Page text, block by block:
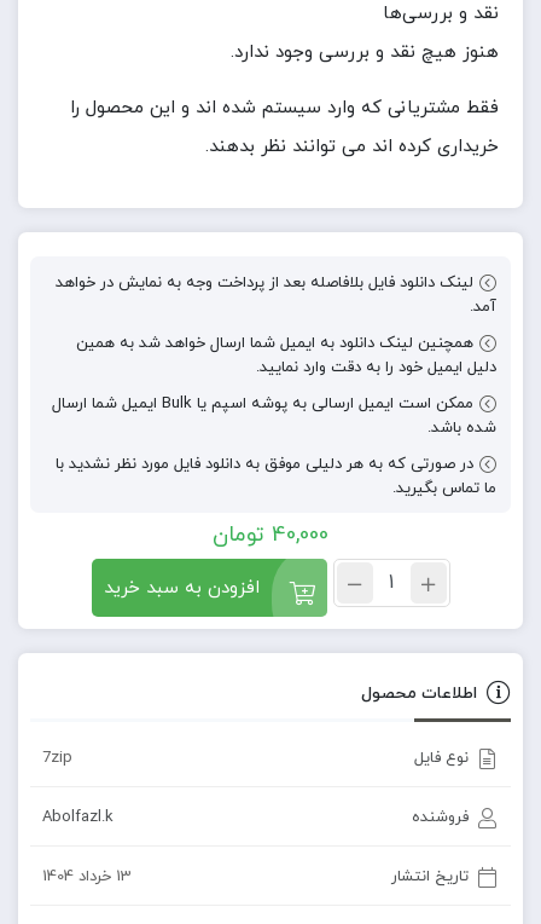
نقد و بررسی‌ها
هنوز هیچ نقد و بررسی وجود ندارد.
فقط مشتریانی که وارد سیستم شده اند و این محصول را
خریداری کرده اند می توانند نظر بدهند.
لینک دانلود فایل بلافاصله بعد از پرداخت وجه به نمایش در خواهد
آمد.
همچنین لینک دانلود به ایمیل شما ارسال خواهد شد به همین
دلیل ایمیل خود را به دقت وارد نمایید.
ممکن است ایمیل ارسالی به پوشه اسپم یا Bulk ایمیل شما ارسال
شده باشد.
در صورتی که به هر دلیلی موفق به دانلود فایل مورد نظر نشدید با
ما تماس بگیرید.
40,000 تومان
افزودن به سبد خرید
اطلاعات محصول
نوع فایل 7zip
فروشنده Abolfazl.k
تاریخ انتشار 13 خرداد 1404